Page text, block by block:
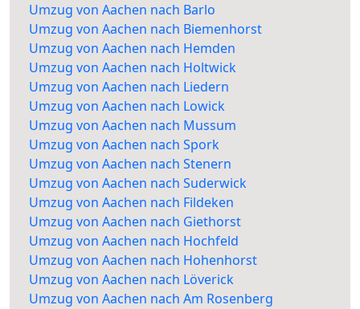
Umzug von Aachen nach Barlo
Umzug von Aachen nach Biemenhorst
Umzug von Aachen nach Hemden
Umzug von Aachen nach Holtwick
Umzug von Aachen nach Liedern
Umzug von Aachen nach Lowick
Umzug von Aachen nach Mussum
Umzug von Aachen nach Spork
Umzug von Aachen nach Stenern
Umzug von Aachen nach Suderwick
Umzug von Aachen nach Fildeken
Umzug von Aachen nach Giethorst
Umzug von Aachen nach Hochfeld
Umzug von Aachen nach Hohenhorst
Umzug von Aachen nach Löverick
Umzug von Aachen nach Am Rosenberg